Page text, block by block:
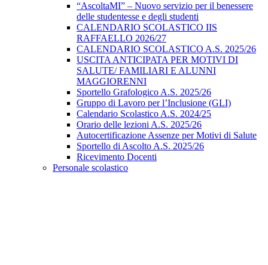
“AscoltaMI” – Nuovo servizio per il benessere
delle studentesse e degli studenti
CALENDARIO SCOLASTICO IIS
RAFFAELLO 2026/27
CALENDARIO SCOLASTICO A.S. 2025/26
USCITA ANTICIPATA PER MOTIVI DI
SALUTE/ FAMILIARI E ALUNNI
MAGGIORENNI
Sportello Grafologico A.S. 2025/26
Gruppo di Lavoro per l’Inclusione (GLI)
Calendario Scolastico A.S. 2024/25
Orario delle lezioni A.S. 2025/26
Autocertificazione Assenze per Motivi di Salute
Sportello di Ascolto A.S. 2025/26
Ricevimento Docenti
Personale scolastico